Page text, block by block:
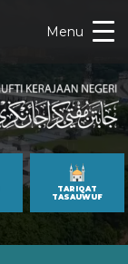
Menu
TARIQAT
TASAUWUF